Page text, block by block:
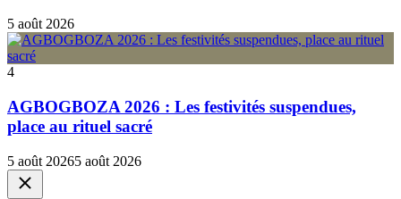
5 août 2026
4
AGBOGBOZA 2026 : Les festivités suspendues,
place au rituel sacré
5 août 20265 août 2026
Close